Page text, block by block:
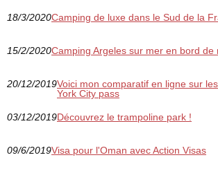
18/3/2020Camping de luxe dans le Sud de la
15/2/2020Camping Argeles sur mer en bord de
20/12/2019Voici mon comparatif en ligne sur
York City pass
03/12/2019Découvrez le trampoline park !
09/6/2019Visa pour l'Oman avec Action Visas